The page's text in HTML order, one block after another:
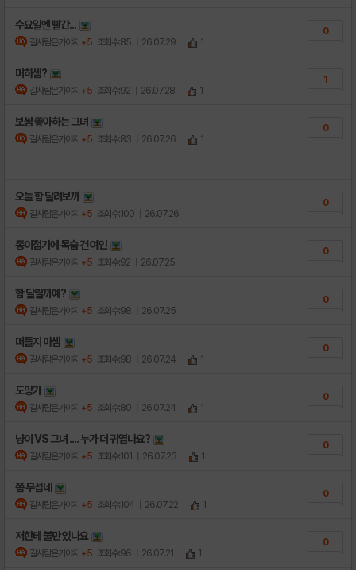
수요일엔 빨간...
갈사람은가야지 +5 조회수:85 | 26.07.29 1
0
머하셈?
갈사람은가야지 +5 조회수:92 | 26.07.28 1
1
보쌈 좋아하는 그녀
갈사람은가야지 +5 조회수:83 | 26.07.26 1
0
오늘 함 달려보까
갈사람은가야지 +5 조회수:100 | 26.07.26
0
종이접기에 목숨 건 여인
갈사람은가야지 +5 조회수:92 | 26.07.25
0
함 달릴까예?
갈사람은가야지 +5 조회수:98 | 26.07.25
0
떠들지 마셈
갈사람은가야지 +5 조회수:98 | 26.07.24 1
0
도망가
갈사람은가야지 +5 조회수:80 | 26.07.24 1
0
냥이 VS 그녀 .... 누가 더 귀엽나요?
갈사람은가야지 +5 조회수:101 | 26.07.23 1
0
쫌 무섭네
갈사람은가야지 +5 조회수:104 | 26.07.22 1
0
저한테 불만 있나요
갈사람은가야지 +5 조회수:96 | 26.07.21 1
0